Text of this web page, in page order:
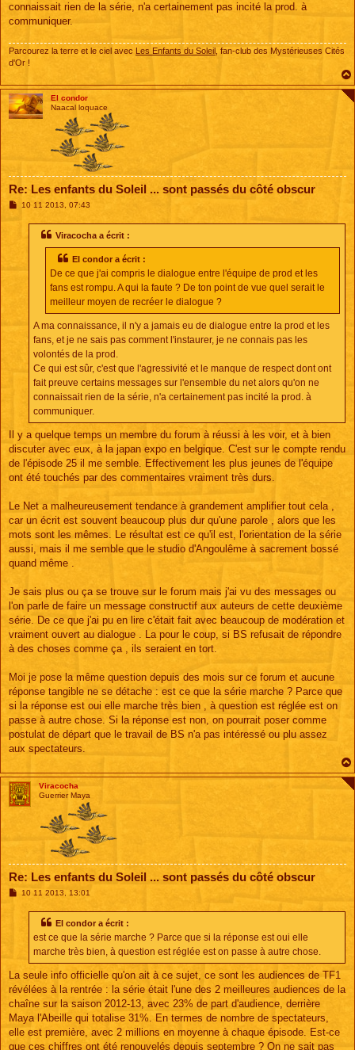
connaissait rien de la série, n'a certainement pas incité la prod. à
communiquer.
Parcourez la terre et le ciel avec Les Enfants du Soleil , fan-club des Mystérieuses Cités
d'Or !
El condor
Naacal loquace
Re: Les enfants du Soleil ... sont passés du côté obscur
M10 11 2013, 07:43
Viracocha a écrit :
El condor a écrit :
De ce que j'ai compris le dialogue entre l'équipe de prod et les
fans est rompu. A qui la faute ? De ton point de vue quel serait le
meilleur moyen de recréer le dialogue ?
A ma connaissance, il n'y a jamais eu de dialogue entre la prod et les
fans, et je ne sais pas comment l'instaurer, je ne connais pas les
volontés de la prod.
Ce qui est sûr, c'est que l'agressivité et le manque de respect dont ont
fait preuve certains messages sur l'ensemble du net alors qu'on ne
connaissait rien de la série, n'a certainement pas incité la prod. à
communiquer.
Il y a quelque temps un membre du forum à réussi à les voir, et à bien
discuter avec eux, à la japan expo en belgique. C'est sur le compte rendu
de l'épisode 25 il me semble. Effectivement les plus jeunes de l'équipe
ont été touchés par des commentaires vraiment très durs.
Le Net a malheureusement tendance à grandement amplifier tout cela ,
car un écrit est souvent beaucoup plus dur qu'une parole , alors que les
mots sont les mêmes. Le résultat est ce qu'il est, l'orientation de la série
aussi, mais il me semble que le studio d'Angoulême à sacrement bossé
quand même .
Je sais plus ou ça se trouve sur le forum mais j'ai vu des messages ou
l'on parle de faire un message constructif aux auteurs de cette deuxième
série. De ce que j'ai pu en lire c'était fait avec beaucoup de modération et
vraiment ouvert au dialogue . La pour le coup, si BS refusait de répondre
à des choses comme ça , ils seraient en tort.
Moi je pose la même question depuis des mois sur ce forum et aucune
réponse tangible ne se détache : est ce que la série marche ? Parce que
si la réponse est oui elle marche très bien , à question est réglée est on
passe à autre chose. Si la réponse est non, on pourrait poser comme
postulat de départ que le travail de BS n'a pas intéressé ou plu assez
aux spectateurs.
Viracocha
Guerrier Maya
Re: Les enfants du Soleil ... sont passés du côté obscur
M10 11 2013, 13:01
El condor a écrit :
est ce que la série marche ? Parce que si la réponse est oui elle
marche très bien, à question est réglée est on passe à autre chose.
La seule info officielle qu'on ait à ce sujet, ce sont les audiences de TF1
révélées à la rentrée : la série était l'une des 2 meilleures audiences de la
chaîne sur la saison 2012-13, avec 23% de part d'audience, derrière
Maya l'Abeille qui totalise 31%. En termes de nombre de spectateurs,
elle est première, avec 2 millions en moyenne à chaque épisode. Est-ce
que ces chiffres ont été renouvelés depuis septembre ? On ne sait pas